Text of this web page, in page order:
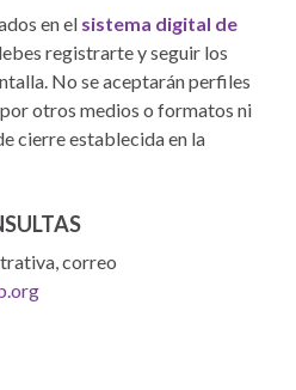
en el sistema digital de
registrarte y seguir los
No se aceptarán perfiles
otros medios o formatos ni
cierre establecida en la
correo